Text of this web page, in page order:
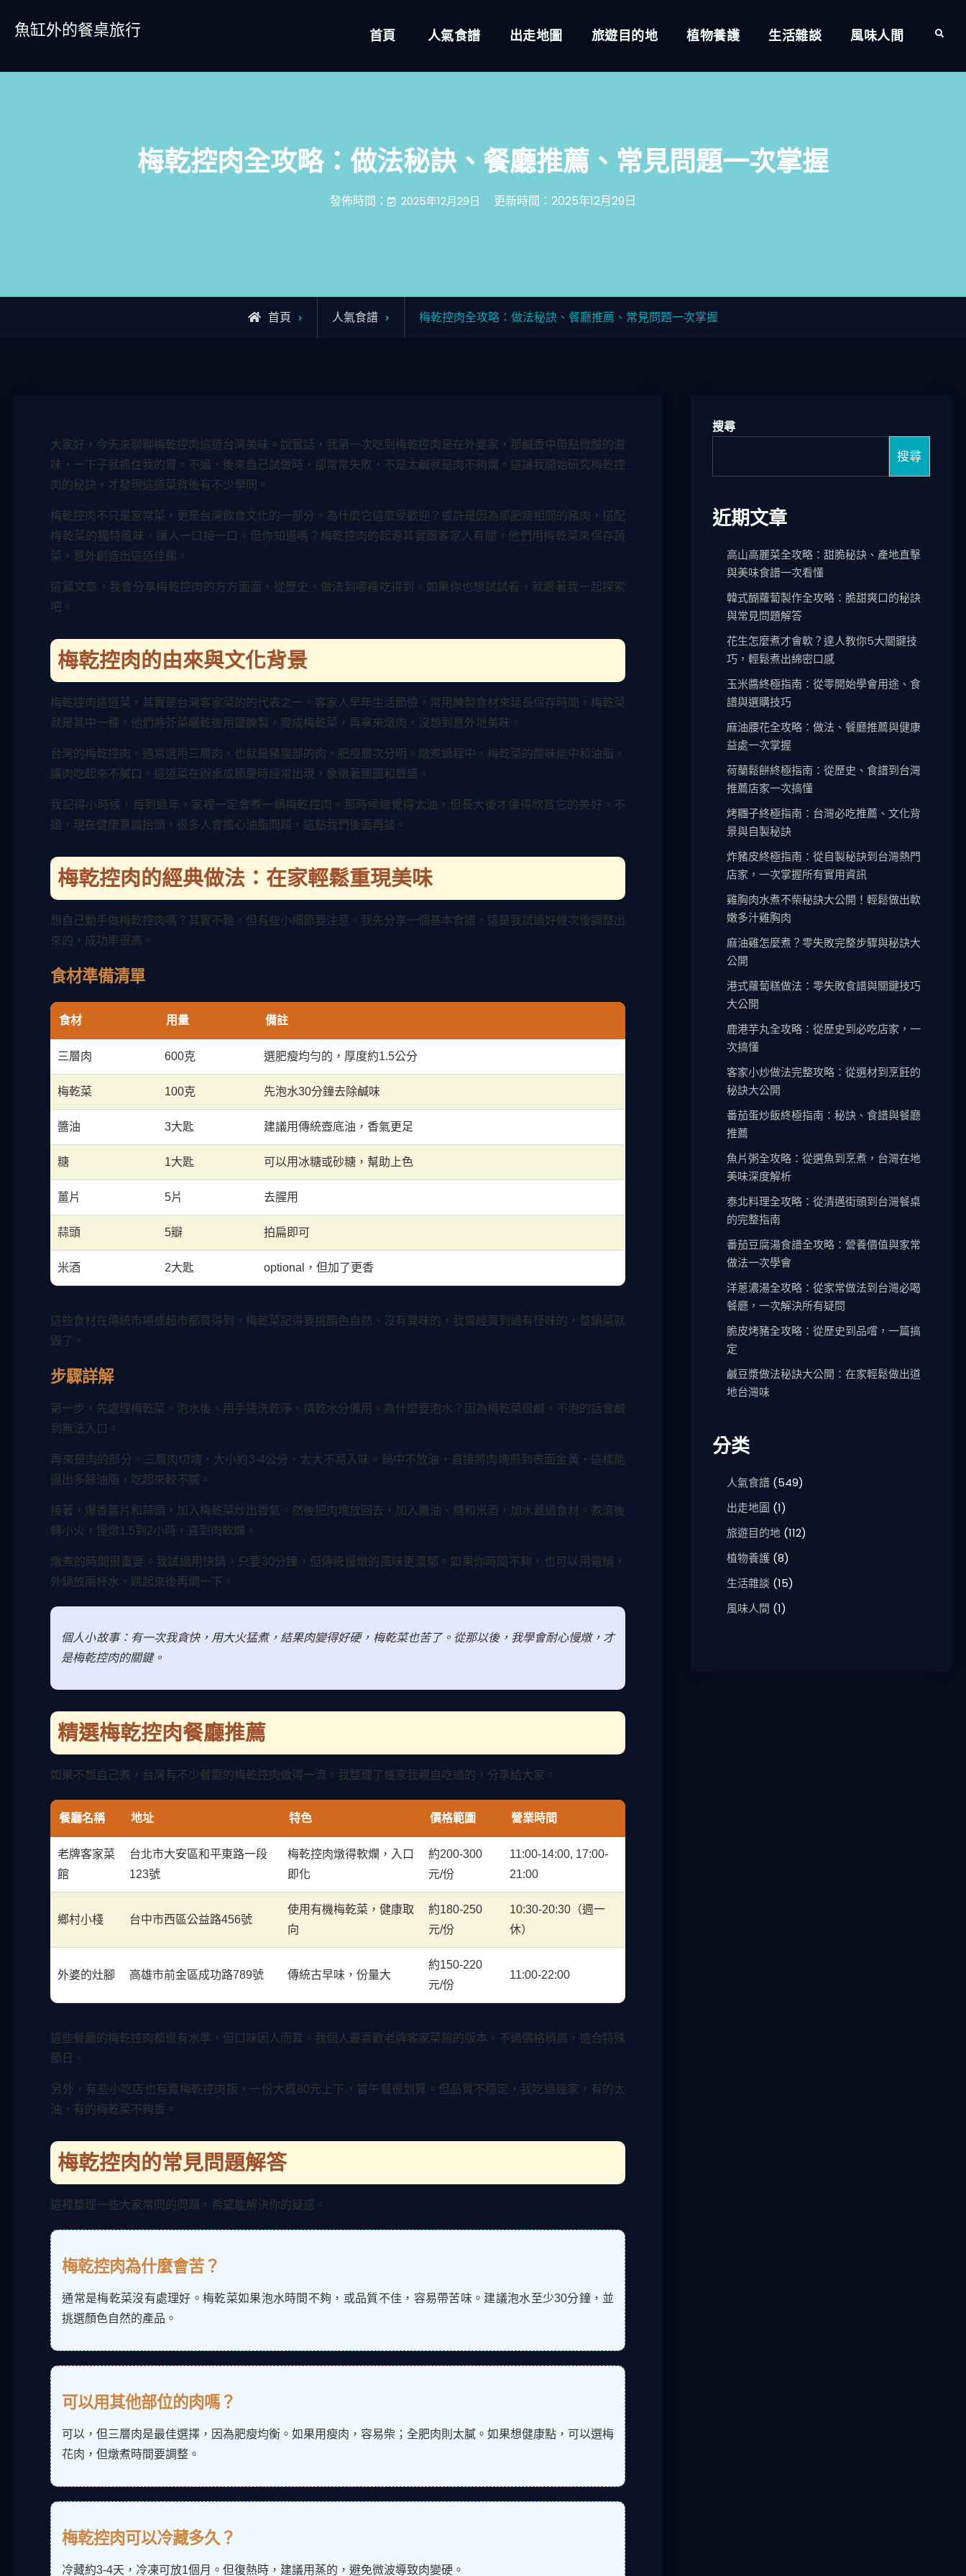
魚缸外的餐桌旅行 首頁 人氣食譜 出走地圖 旅遊目的地 植物養護 生活雜談 風味人間 Search
梅乾控肉全攻略：做法秘訣、餐廳推薦、常見問題一次掌握
發佈時間： 2025年12月29日 更新時間：2025年12月29日
首頁 人氣食譜 梅乾控肉全攻略：做法秘訣、餐廳推薦、常見問題一次掌握
大家好，今天來聊聊梅乾控肉這道台灣美味。說實話，我第一次吃到梅乾控肉是在外婆家，那鹹香中帶點微酸的滋
味，一下子就抓住我的胃。不過，後來自己試做時，卻常常失敗，不是太鹹就是肉不夠爛。這讓我開始研究梅乾控
肉的秘訣，才發現這道菜背後有不少學問。
梅乾控肉不只是家常菜，更是台灣飲食文化的一部分。為什麼它這麼受歡迎？或許是因為那肥瘦相間的豬肉，搭配
梅乾菜的獨特風味，讓人一口接一口。但你知道嗎？梅乾控肉的起源其實跟客家人有關，他們用梅乾菜來保存蔬
菜，意外創造出這道佳餚。
這篇文章，我會分享梅乾控肉的方方面面，從歷史、做法到哪裡吃得到。如果你也想試試看，就跟著我一起探索
吧。
梅乾控肉的由來與文化背景
梅乾控肉這道菜，其實是台灣客家菜的的代表之一。客家人早年生活節儉，常用醃製食材來延長保存時間，梅乾菜
就是其中一種。他們將芥菜曬乾後用鹽醃製，變成梅乾菜，再拿來燉肉，沒想到意外地美味。
台灣的梅乾控肉，通常選用三層肉，也就是豬腹部的肉，肥瘦層次分明。燉煮過程中，梅乾菜的酸味能中和油脂，
讓肉吃起來不膩口。這道菜在辦桌或節慶時經常出現，象徵著團圓和豐盛。
我記得小時候，每到過年，家裡一定會煮一鍋梅乾控肉。那時候總覺得太油，但長大後才懂得欣賞它的美好。不
過，現在健康意識抬頭，很多人會擔心油脂問題，這點我們後面再談。
梅乾控肉的經典做法：在家輕鬆重現美味
想自己動手做梅乾控肉嗎？其實不難，但有些小細節要注意。我先分享一個基本食譜，這是我試過好幾次後調整出
來的，成功率很高。
食材準備清單
食材 用量 備註
三層肉 600克 選肥瘦均勻的，厚度約1.5公分
梅乾菜 100克 先泡水30分鐘去除鹹味
醬油 3大匙 建議用傳統壺底油，香氣更足
糖 1大匙 可以用冰糖或砂糖，幫助上色
薑片 5片 去腥用
蒜頭 5瓣 拍扁即可
米酒 2大匙 optional，但加了更香
這些食材在傳統市場或超市都買得到。梅乾菜記得要挑顏色自然、沒有異味的，我曾經買到過有怪味的，整鍋菜就
毀了。
步驟詳解
第一步，先處理梅乾菜。泡水後，用手搓洗乾淨，擠乾水分備用。為什麼要泡水？因為梅乾菜很鹹，不泡的話會鹹
到無法入口。
再來是肉的部分。三層肉切塊，大小約3-4公分，太大不易入味。鍋中不放油，直接將肉塊煎到表面金黃，這樣能
逼出多餘油脂，吃起來較不膩。
接著，爆香薑片和蒜頭，加入梅乾菜炒出香氣。然後把肉塊放回去，加入醬油、糖和米酒，加水蓋過食材。煮滾後
轉小火，慢燉1.5到2小時，直到肉軟爛。
燉煮的時間很重要。我試過用快鍋，只要30分鐘，但傳統慢燉的風味更濃郁。如果你時間不夠，也可以用電鍋，
外鍋放兩杯水，跳起來後再燜一下。
個人小故事：有一次我貪快，用大火猛煮，結果肉變得好硬，梅乾菜也苦了。從那以後，我學會耐心慢燉，才
是梅乾控肉的關鍵。
精選梅乾控肉餐廳推薦
如果不想自己煮，台灣有不少餐廳的梅乾控肉做得一流。我整理了幾家我親自吃過的，分享給大家。
餐廳名稱 地址 特色 價格範圍 營業時間
老牌客家菜
館
台北市大安區和平東路一段
123號
梅乾控肉燉得軟爛，入口
即化
約200-300
元/份
11:00-14:00, 17:00-
21:00
鄉村小棧 台中市西區公益路456號
使用有機梅乾菜，健康取
向
約180-250
元/份
10:30-20:30（週一
休）
外婆的灶腳 高雄市前金區成功路789號 傳統古早味，份量大
約150-220
元/份
11:00-22:00
這些餐廳的梅乾控肉都很有水準，但口味因人而異。我個人最喜歡老牌客家菜館的版本，不過價格稍高，適合特殊
節日。
另外，有些小吃店也有賣梅乾控肉飯，一份大概80元上下，當午餐很划算。但品質不穩定，我吃過幾家，有的太
油，有的梅乾菜不夠香。
梅乾控肉的常見問題解答
這裡整理一些大家常問的問題，希望能解決你的疑惑。
梅乾控肉為什麼會苦？
通常是梅乾菜沒有處理好。梅乾菜如果泡水時間不夠，或品質不佳，容易帶苦味。建議泡水至少30分鐘，並
挑選顏色自然的產品。
可以用其他部位的肉嗎？
可以，但三層肉是最佳選擇，因為肥瘦均衡。如果用瘦肉，容易柴；全肥肉則太膩。如果想健康點，可以選梅
花肉，但燉煮時間要調整。
梅乾控肉可以冷藏多久？
冷藏約3-4天，冷凍可放1個月。但復熱時，建議用蒸的，避免微波導致肉變硬。
搜尋
搜尋
近期文章
高山高麗菜全攻略：甜脆秘訣、產地直擊
與美味食譜一次看懂
韓式醐蘿蔔製作全攻略：脆甜爽口的秘訣
與常見問題解答
花生怎麼煮才會軟？達人教你5大關鍵技
巧，輕鬆煮出綿密口感
玉米醬終極指南：從零開始學會用途、食
譜與選購技巧
麻油腰花全攻略：做法、餐廳推薦與健康
益處一次掌握
荷蘭鬆餅終極指南：從歷史、食譜到台灣
推薦店家一次搞懂
烤糰子終極指南：台灣必吃推薦、文化背
景與自製秘訣
炸豬皮終極指南：從自製秘訣到台灣熱門
店家，一次掌握所有實用資訊
雞胸肉水煮不柴秘訣大公開！輕鬆做出軟
嫩多汁雞胸肉
麻油雞怎麼煮？零失敗完整步驟與秘訣大
公開
港式蘿蔔糕做法：零失敗食譜與關鍵技巧
大公開
鹿港芋丸全攻略：從歷史到必吃店家，一
次搞懂
客家小炒做法完整攻略：從選材到烹飪的
秘訣大公開
番茄蛋炒飯終極指南：秘訣、食譜與餐廳
推薦
魚片粥全攻略：從選魚到烹煮，台灣在地
美味深度解析
泰北料理全攻略：從清邁街頭到台灣餐桌
的完整指南
番茄豆腐湯食譜全攻略：營養價值與家常
做法一次學會
洋蔥濃湯全攻略：從家常做法到台灣必喝
餐廳，一次解決所有疑問
脆皮烤豬全攻略：從歷史到品嚐，一篇搞
定
鹹豆漿做法秘訣大公開：在家輕鬆做出道
地台灣味
分类
人氣食譜(549)
出走地圖 (1)
旅遊目的地(112)
植物養護(8)
生活雜談 (15)
風味人間 (1)